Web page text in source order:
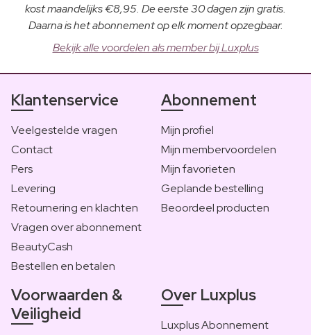
kost maandelijks €8,95. De eerste 30 dagen zijn gratis.
Daarna is het abonnement op elk moment opzegbaar.
Bekijk alle voordelen als member bij Luxplus
Klantenservice
Veelgestelde vragen
Contact
Pers
Levering
Retournering en klachten
Vragen over abonnement
BeautyCash
Bestellen en betalen
Abonnement
Mijn profiel
Mijn membervoordelen
Mijn favorieten
Geplande bestelling
Beoordeel producten
Voorwaarden &
Veiligheid
Over Luxplus
Luxplus Abonnement